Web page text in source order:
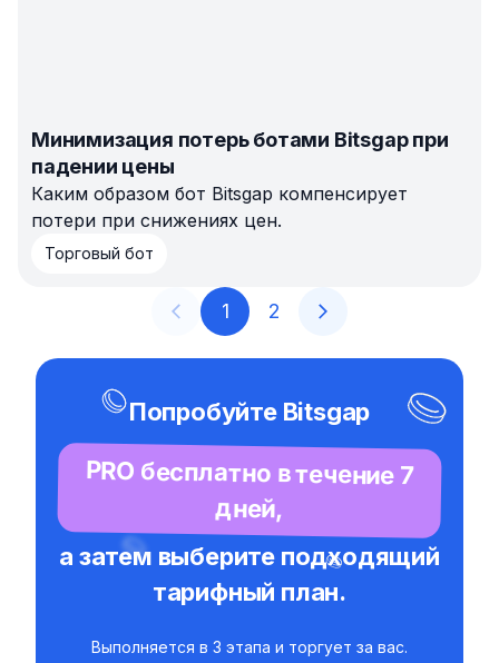
Минимизация потерь ботами Bitsgap при
падении цены
Каким образом бот Bitsgap компенсирует
потери при снижениях цен.
Торговый бот
1 2
Попробуйте Bitsgap
PRO бесплатно в течение 7
дней,
а затем выберите подходящий
тарифный план.
Выполняется в 3 этапа и торгует за вас.